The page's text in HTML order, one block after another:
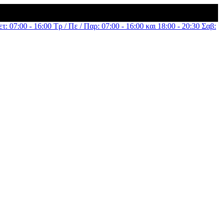
07:00 - 16:00 Τρ / Πε / Παρ: 07:00 - 16:00 και 18:00 - 20:30 Σαβ: